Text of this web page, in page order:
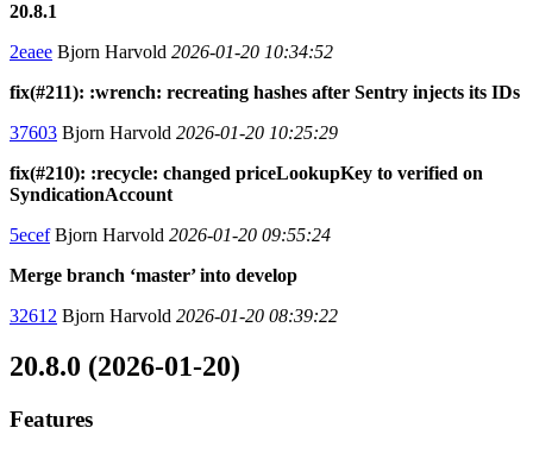
20.8.1
2eaee Bjorn Harvold 2026-01-20 10:34:52
fix(#211): :wrench: recreating hashes after Sentry injects its IDs
37603 Bjorn Harvold 2026-01-20 10:25:29
fix(#210): :recycle: changed priceLookupKey to verified on
SyndicationAccount
5ecefBjorn Harvold 2026-01-20 09:55:24
Merge branch ‘master’ into develop
32612 Bjorn Harvold 2026-01-20 08:39:22
20.8.0 (2026-01-20)
Features